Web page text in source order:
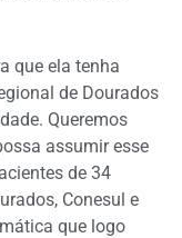
que ela tenha
de Dourados
Queremos
assumir esse
de 34
Conesul e
que logo